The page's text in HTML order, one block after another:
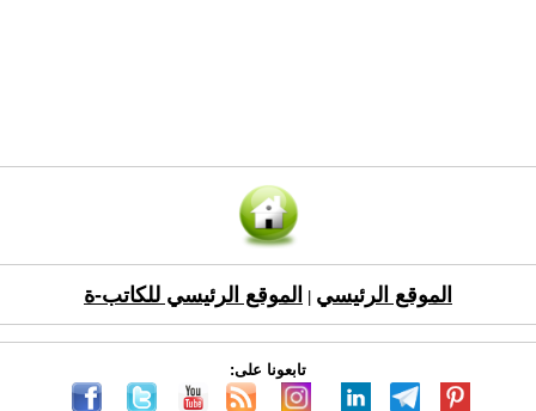
الموقع الرئيسي الموقع الرئيسي للكاتب-ة
تابعونا على: